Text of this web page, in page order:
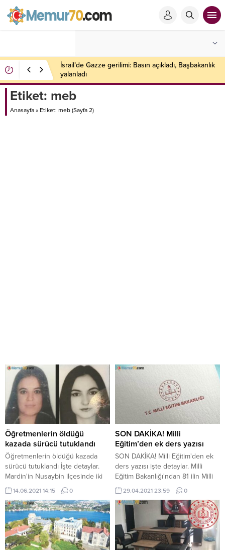
İsrail’de Gazze gerilimi: Basın açıkladı, Başbakanlık
yalanladı
Etiket: meb
Anasayfa » Etiket: meb (Sayfa 2)
Öğretmenlerin öldüğü
kazada sürücü tutuklandı
Öğretmenlerin öldüğü kazada
sürücü tutuklandı İşte detaylar.
Mardin'in Nusaybin ilçesinde iki
öğretmenin vefat ettiği trafik
kazasında sürücü ...
14.06.2021 14:15 0
SON DAKİKA! Milli
Eğitim’den ek ders yazısı
SON DAKİKA! Milli Eğitim'den ek
ders yazısı işte detaylar. Milli
Eğitim Bakanlığı'ndan 81 ilin Milli
Eğitim Müdürlüğü'ne gönderilen
ek ders ...
29.04.2021 23:59 0